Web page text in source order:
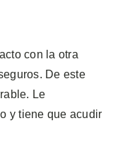
con la otra
De este
Le
y tiene que acudir